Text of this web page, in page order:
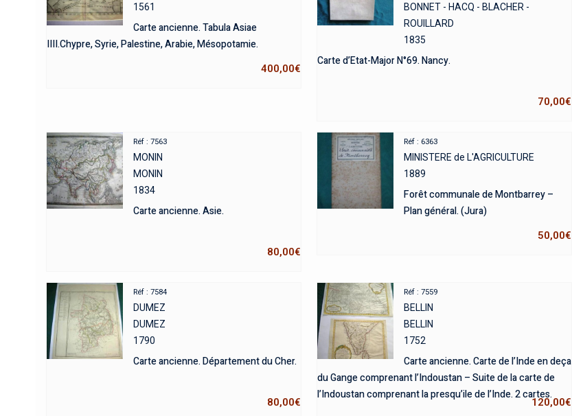
1561
Carte ancienne. Tabula Asiae
IIII.Chypre, Syrie, Palestine, Arabie, Mésopotamie.
400,00€
BONNET - HACQ - BLACHER -
ROUILLARD
1835
Carte d’Etat-Major N°69. Nancy.
70,00€
Réf : 7563
MONIN
MONIN
1834
Carte ancienne. Asie.
80,00€
Réf : 6363
MINISTERE de L'AGRICULTURE
1889
Forêt communale de Montbarrey –
Plan général. (Jura)
50,00€
Réf : 7584
DUMEZ
DUMEZ
1790
Carte ancienne. Département du Cher.
80,00€
Réf : 7559
BELLIN
BELLIN
1752
Carte ancienne. Carte de l’Inde en deça
du Gange comprenant l’Indoustan – Suite de la carte de
l’Indoustan comprenant la presqu’ile de l’Inde. 2 cartes.
120,00€